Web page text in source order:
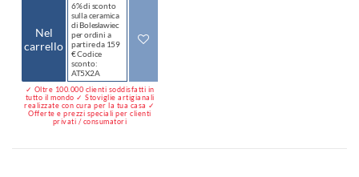
Nel
carrello
6% di sconto
sulla ceramica
di Bolesławiec
per ordini a
partire da 159
€ Codice
sconto:
AT5X2A
✓ Oltre 100.000 clienti soddisfatti in
tutto il mondo ✓ Stoviglie artigianali
realizzate con cura per la tua casa ✓
Offerte e prezzi speciali per clienti
privati / consumatori